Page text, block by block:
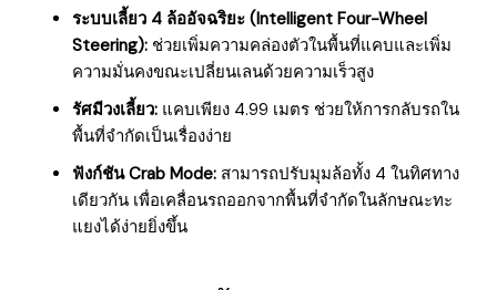
ระบบเลี้ยว 4 ล้ออัจฉริยะ (Intelligent Four-Wheel
Steering): ช่วยเพิ่มความคล่องตัวในพื้นที่แคบและเพิ่ม
ความมั่นคงขณะเปลี่ยนเลนด้วยความเร็วสูง
รัศมีวงเลี้ยว: แคบเพียง 4.99 เมตร ช่วยให้การกลับรถใน
พื้นที่จำกัดเป็นเรื่องง่าย
ฟังก์ชัน Crab Mode: สามารถปรับมุมล้อทั้ง 4 ในทิศทาง
เดียวกัน เพื่อเคลื่อนรถออกจากพื้นที่จำกัดในลักษณะทะ
แยงได้ง่ายยิ่งขึ้น